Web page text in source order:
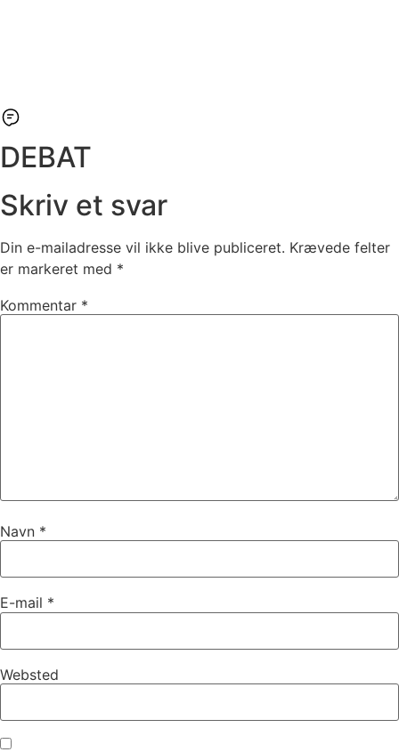
DEBAT
Skriv et svar
Din e-mailadresse vil ikke blive publiceret. Krævede felter
er markeret med *
Kommentar *
Navn *
E-mail *
Websted